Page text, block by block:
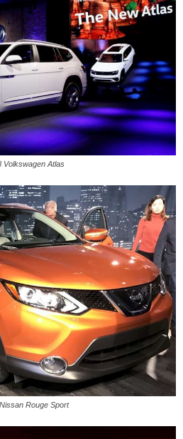
Volkswagen Atlas
Rouge Sport